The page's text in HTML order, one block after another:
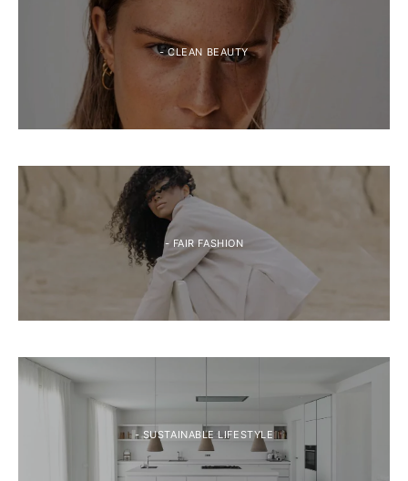
- CLEAN BEAUTY
- FAIR FASHION
- SUSTAINABLE LIFESTYLE